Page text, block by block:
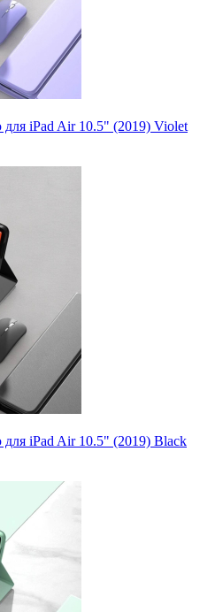
для iPad Air 10.5" (2019) Violet
для iPad Air 10.5" (2019) Black